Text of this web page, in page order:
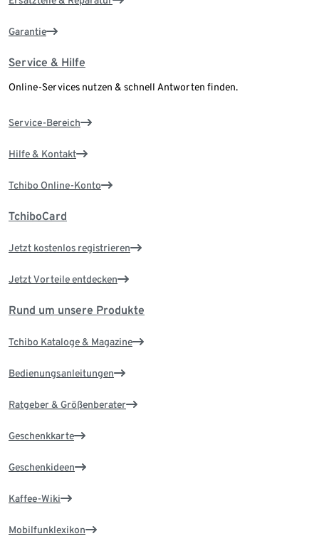
Garantie
Service & Hilfe
Online-Services nutzen & schnell Antworten finden.
Service-Bereich
Hilfe & Kontakt
Tchibo Online-Konto
TchiboCard
Jetzt kostenlos registrieren
Jetzt Vorteile entdecken
Rund um unsere Produkte
Tchibo Kataloge & Magazine
Bedienungsanleitungen
Ratgeber & Größenberater
Geschenkkarte
Geschenkideen
Kaffee-Wiki
Mobilfunklexikon